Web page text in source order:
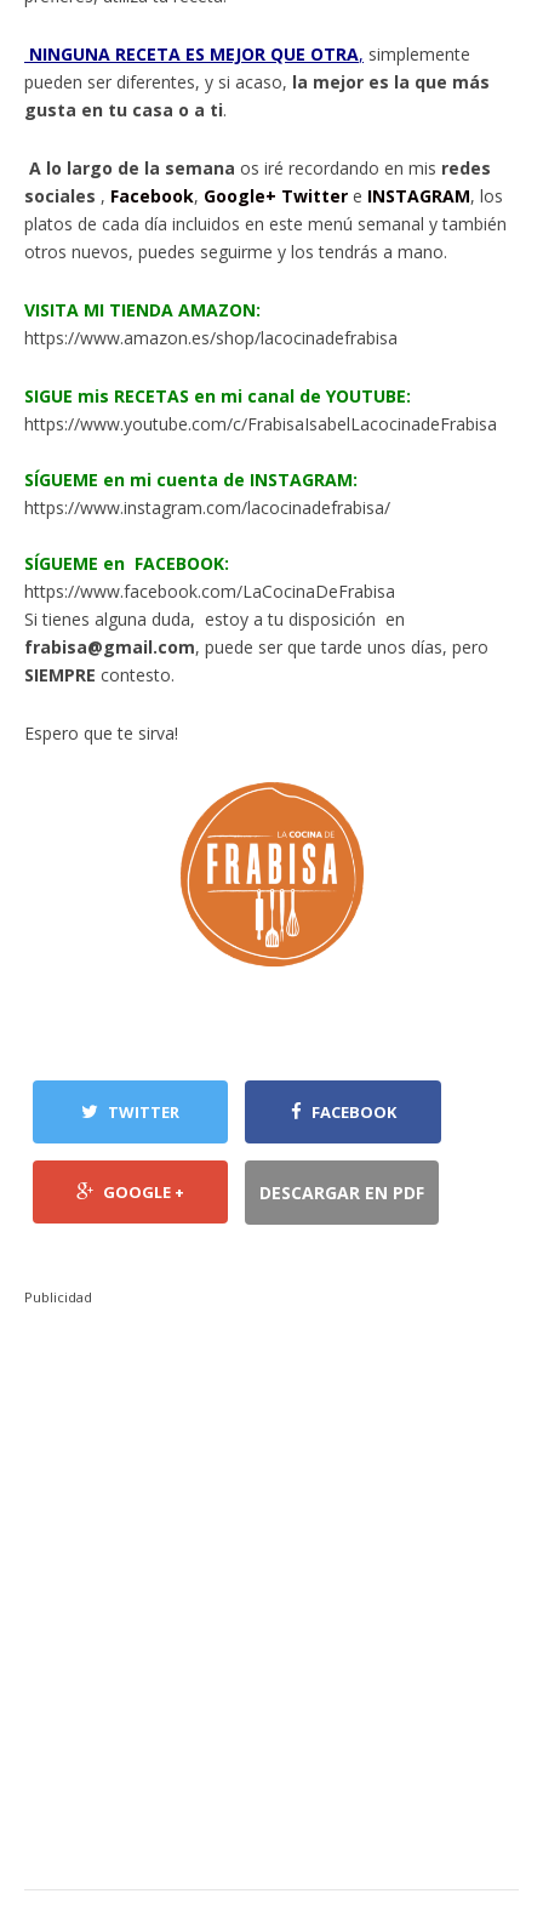
NINGUNA RECETA ES MEJOR QUE OTRA, simplemente
pueden ser diferentes, y si acaso, la mejor es la que más
gusta en tu casa o a ti.
A lo largo de la semana os iré recordando en mis redes
sociales , Facebook, Google+ Twitter e INSTAGRAM, los
platos de cada día incluidos en este menú semanal y también
otros nuevos, puedes seguirme y los tendrás a mano.
VISITA MI TIENDA AMAZON:
https://www.amazon.es/shop/lacocinadefrabisa
SIGUE mis RECETAS en mi canal de YOUTUBE:
https://www.youtube.com/c/FrabisaIsabelLacocinadeFrabisa
SÍGUEME en mi cuenta de INSTAGRAM:
https://www.instagram.com/lacocinadefrabisa/
SÍGUEME en FACEBOOK:
https://www.facebook.com/LaCocinaDeFrabisa
Si tienes alguna duda, estoy a tu disposición en
frabisa@gmail.com, puede ser que tarde unos días, pero
SIEMPRE contesto.
Espero que te sirva!
TWITTER FACEBOOK
GOOGLE + DESCARGAR EN PDF
Publicidad